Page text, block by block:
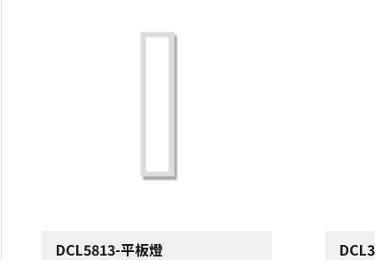
DCL5813-平板燈